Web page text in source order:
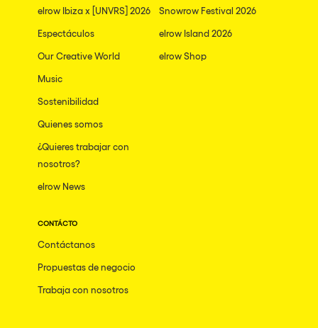
elrow Ibiza x [UNVRS] 2026
Espectáculos
Our Creative World
Music
Sostenibilidad
Quienes somos
¿Quieres trabajar con
nosotros?
elrow News
Snowrow Festival 2026
elrow Island 2026
elrow Shop
CONTÁCTO
Contáctanos
Propuestas de negocio
Trabaja con nosotros